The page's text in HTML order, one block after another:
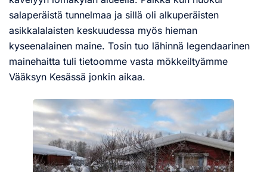
salaperäistä tunnelmaa ja sillä oli alkuperäisten
asikkalalaisten keskuudessa myös hieman
kyseenalainen maine. Tosin tuo lähinnä legendaarinen
mainehaitta tuli tietoomme vasta mökkeiltyämme
Vääksyn Kesässä jonkin aikaa.